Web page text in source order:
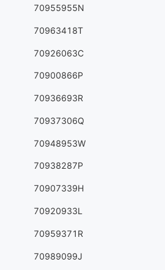
70955955N
70963418T
70926063C
70900866P
70936693R
70937306Q
70948953W
70938287P
70907339H
70920933L
70959371R
70989099J